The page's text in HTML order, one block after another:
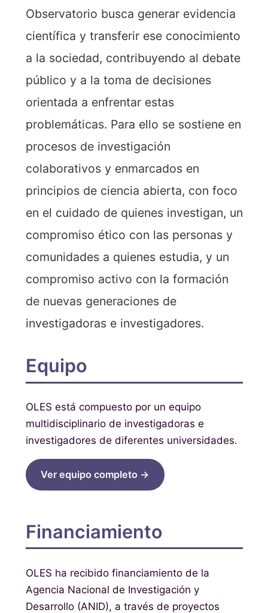
Observatorio busca generar evidencia
científica y transferir ese conocimiento
a la sociedad, contribuyendo al debate
público y a la toma de decisiones
orientada a enfrentar estas
problemáticas. Para ello se sostiene en
procesos de investigación
colaborativos y enmarcados en
principios de ciencia abierta, con foco
en el cuidado de quienes investigan, un
compromiso ético con las personas y
comunidades a quienes estudia, y un
compromiso activo con la formación
de nuevas generaciones de
investigadoras e investigadores.
Equipo
OLES está compuesto por un equipo
multidisciplinario de investigadoras e
investigadores de diferentes universidades.
Ver equipo completo →
Financiamiento
OLES ha recibido financiamiento de la
Agencia Nacional de Investigación y
Desarrollo (ANID), a través de proyectos